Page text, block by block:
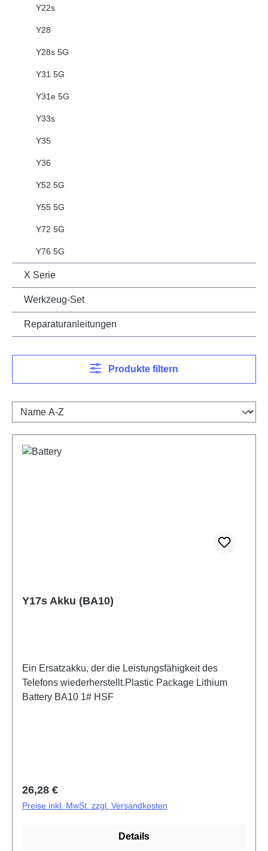
Y22s
Y28
Y28s 5G
Y31 5G
Y31e 5G
Y33s
Y35
Y36
Y52 5G
Y55 5G
Y72 5G
Y76 5G
X Serie
Werkzeug-Set
Reparaturanleitungen
Produkte filtern
Y17s Akku (BA10)
Ein Ersatzakku, der die Leistungsfähigkeit des
Telefons wiederherstellt.Plastic Package Lithium
Battery BA10 1# HSF
Regulärer Preis:
26,28 €
Preise inkl. MwSt. zzgl. Versandkosten
Details